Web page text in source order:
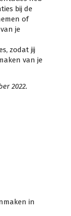
bij de
of
je
zodat jij
van je
2022.
in